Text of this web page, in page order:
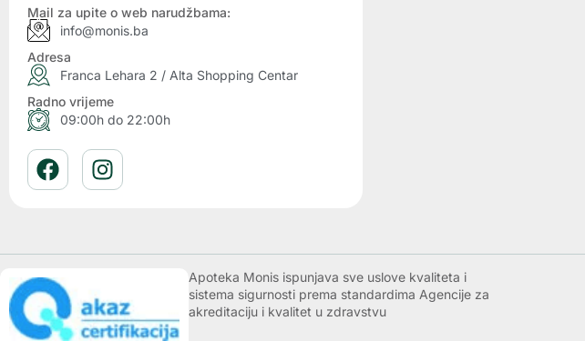
Mail za upite o web narudžbama:
info@monis.ba
Adresa
Franca Lehara 2 / Alta Shopping Centar
Radno vrijeme
09:00h do 22:00h
Apoteka Monis ispunjava sve uslove kvaliteta i
sistema sigurnosti prema standardima Agencije za
akreditaciju i kvalitet u zdravstvu